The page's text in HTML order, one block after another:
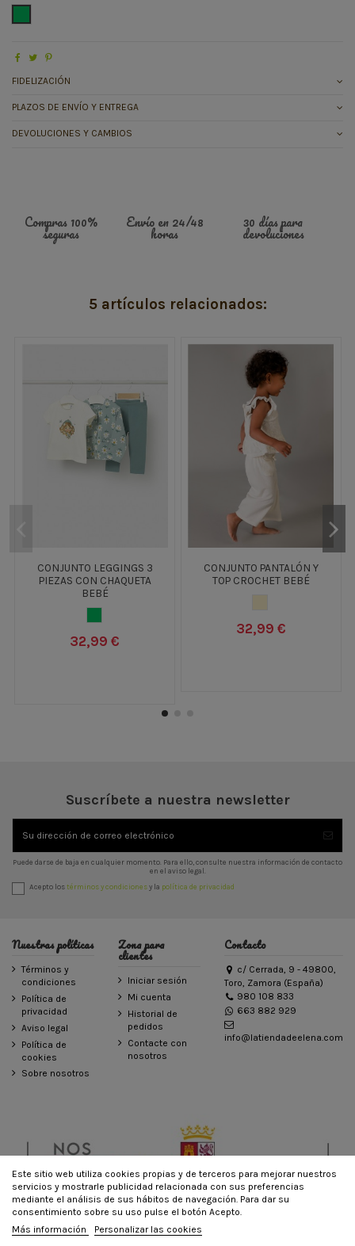
FIDELIZACIÓN
PLAZOS DE ENVÍO Y ENTREGA
DEVOLUCIONES Y CAMBIOS
Compras 100%
seguras
Envío en 24/48
horas
30 días para
devoluciones
5 artículos relacionados:
CONJUNTO LEGGINGS 3
PIEZAS CON CHAQUETA
BEBÉ
32,99 €
CONJUNTO PANTALÓN Y
TOP CROCHET BEBÉ
32,99 €
Suscríbete a nuestra newsletter
Puede darse de baja en cualquier momento. Para ello, consulte nuestra información de contacto
en el aviso legal.
Acepto lostérminos y condicionesy la política de privacidad
Nuestras políticas
Términos y
condiciones
Política de
privacidad
Aviso legal
Política de
cookies
Sobre nosotros
Zona para
clientes
Iniciar sesión
Mi cuenta
Historial de
pedidos
Contacte con
nosotros
Contacto
c/ Cerrada, 9 - 49800,
Toro, Zamora (España)
980 108 833
663 882 929
info@latiendadeelena.com
Este sitio web utiliza cookies propias y de terceros para mejorar nuestros
servicios y mostrarle publicidad relacionada con sus preferencias
mediante el análisis de sus hábitos de navegación. Para dar su
consentimiento sobre su uso pulse el botón Acepto.
Más información
Personalizar las cookies
© LA TIENDA DE ELENA - Todos los derechos reservados - Powered by
bytefactory